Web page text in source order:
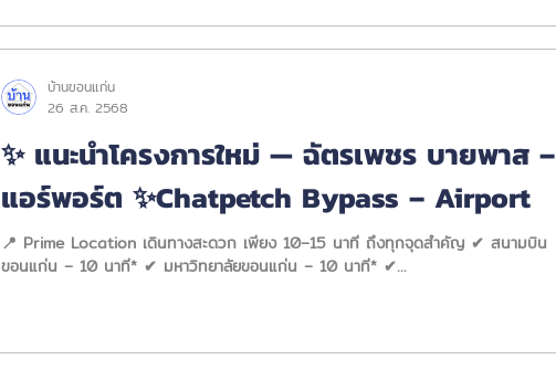
✨ แนะนำโครงการใหม่ — ฉัตรเพชร บายพาส –
แอร์พอร์ต ✨Chatpetch Bypass – Airport
📍 Prime Location เดินทางสะดวก เพียง 10–15 นาที ถึงทุกจุดสำคัญ ✔ สนามบิน
ขอนแก่น – 10 นาที* ✔ มหาวิทยาลัยขอนแก่น – 10 นาที* ✔...
บ้านขอนแก่น
26 ส.ค. 2568